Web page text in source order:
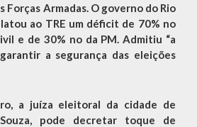
Forças Armadas. O governo do Rio
ao TRE um déficit de 70% no
e de 30% no da PM. Admitiu “a
a segurança das eleições
a juíza eleitoral da cidade de
pode decretar toque de